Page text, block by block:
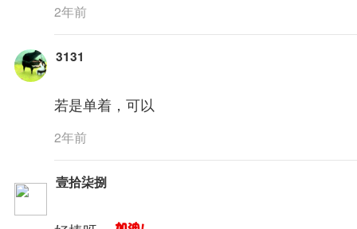
2年前
3131
若是单着，可以
2年前
壹拾柒捌